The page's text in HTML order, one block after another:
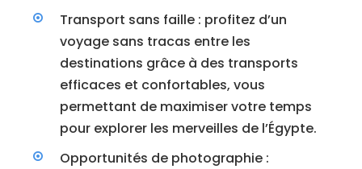
Transport sans faille : profitez d’un
voyage sans tracas entre les
destinations grâce à des transports
efficaces et confortables, vous
permettant de maximiser votre temps
pour explorer les merveilles de l’Égypte.
Opportunités de photographie :